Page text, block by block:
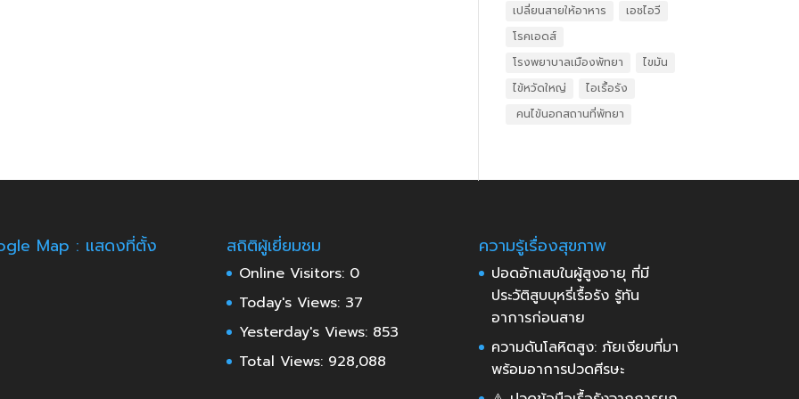
เปลี่ยนสายให้อาหาร
เอชไอวี
โรคเอดส์
โรงพยาบาลเมืองพัทยา
ไขมัน
ไข้หวัดใหญ่
ไอเรื้อรัง
​ คนไข้นอกสถานที่พัทยา
Map : แสดงที่ตั้ง สถิติผู้เยี่ยมชม
Online Visitors: 0
Today's Views: 37
Yesterday's Views: 853
Total Views: 928,088
ความรู้เรื่องสุขภาพ
ปอดอักเสบในผู้สูงอายุ ที่มี
ประวัติสูบบุหรี่เรื้อรัง รู้ทัน
อาการก่อนสาย
ความดันโลหิตสูง: ภัยเงียบที่มา
พร้อมอาการปวดศีรษะ